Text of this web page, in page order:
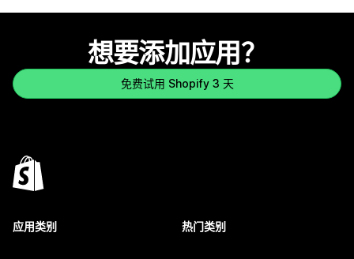
想要添加应用？
免费试用 Shopify 3 天
应用类别 热门类别